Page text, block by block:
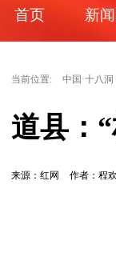
首页 新
当前位置: 中国·十八洞
道县：
来源：红网 作者：程